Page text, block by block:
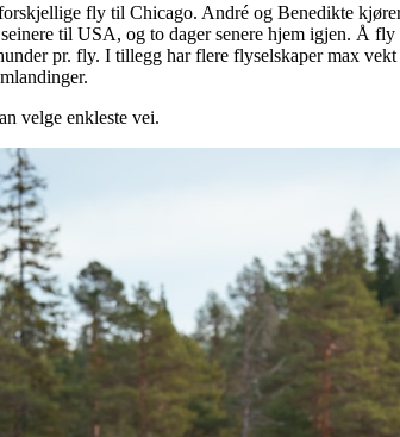
fly til Chicago. André og Benedikte
til USA, og to dager senere hjem igjen. Å fly
pr. fly. I tillegg har flere flyselskaper max
velge enkleste vei.